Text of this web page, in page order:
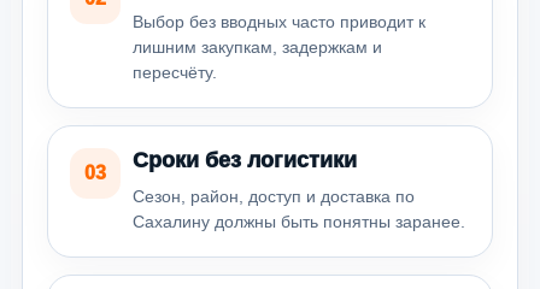
Выбор без вводных часто приводит к
лишним закупкам, задержкам и
пересчёту.
03
Сроки без логистики
Сезон, район, доступ и доставка по
Сахалину должны быть понятны заранее.